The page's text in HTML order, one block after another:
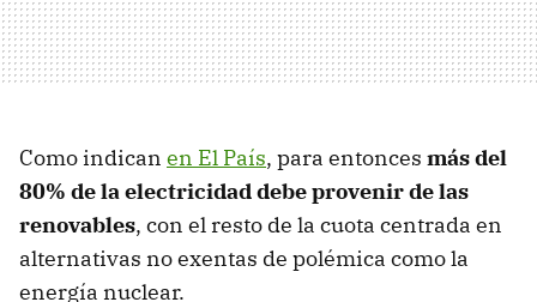
Como indican en El País, para entonces más del
80% de la electricidad debe provenir de las
renovables, con el resto de la cuota centrada en
alternativas no exentas de polémica como la
energía nuclear.